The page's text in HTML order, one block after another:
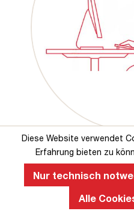
Das sagen
Diese Website verwendet
Erfahrung bieten zu
Nur technisch
Alle